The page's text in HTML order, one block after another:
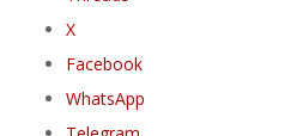
X
Facebook
WhatsApp